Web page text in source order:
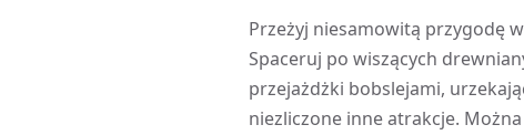
Przeżyj niesamowitą przygodę
Spaceruj po wiszących
przejażdżki bobslejami,
niezliczone inne atrakcje.